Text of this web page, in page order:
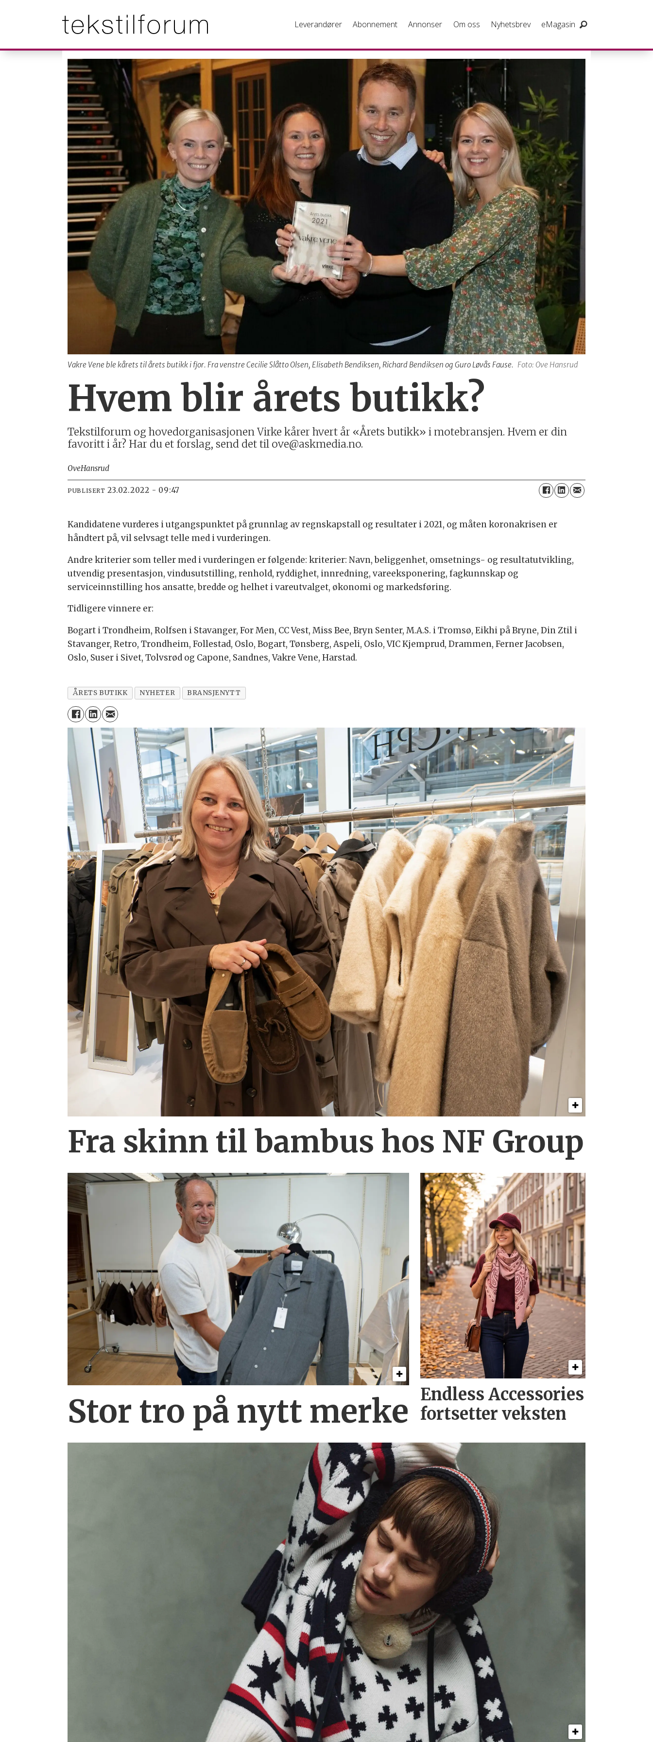
Leverandører Abonnement Annonser Om oss Nyhetsbrev eMagasin
Vakre Vene ble kårets til årets butikk i fjor. Fra venstre Cecilie Slåtto Olsen, Elisabeth Bendiksen, Richard Bendiksen og Guro Løvås Fause. Foto: Ove Hansrud
Hvem blir årets butikk?
Tekstilforum og hovedorganisasjonen Virke kårer hvert år «Årets butikk» i motebransjen. Hvem er din
favoritt i år? Har du et forslag, send det til ove@askmedia.no.
OveHansrud
PUBLISERT 23.02.2022 - 09:47
Kandidatene vurderes i utgangspunktet på grunnlag av regnskapstall og resultater i 2021, og måten koronakrisen er
håndtert på, vil selvsagt telle med i vurderingen.
Andre kriterier som teller med i vurderingen er følgende: kriterier: Navn, beliggenhet, omsetnings- og resultatutvikling,
utvendig presentasjon, vindusutstilling, renhold, ryddighet, innredning, vareeksponering, fagkunnskap og
serviceinnstilling hos ansatte, bredde og helhet i vareutvalget, økonomi og markedsføring.
Tidligere vinnere er:
Bogart i Trondheim, Rolfsen i Stavanger, For Men, CC Vest, Miss Bee, Bryn Senter, M.A.S. i Tromsø, Eikhi på Bryne, Din Ztil i
Stavanger, Retro, Trondheim, Follestad, Oslo, Bogart, Tønsberg, Aspeli, Oslo, VIC Kjemprud, Drammen, Ferner Jacobsen,
Oslo, Suser i Sivet, Tolvsrød og Capone, Sandnes, Vakre Vene, Harstad.
ÅRETS BUTIKK NYHETER BRANSJENYTT
Fra skinn til bambus hos NF Group
Stor tro på nytt merke
Endless Accessories
fortsetter veksten